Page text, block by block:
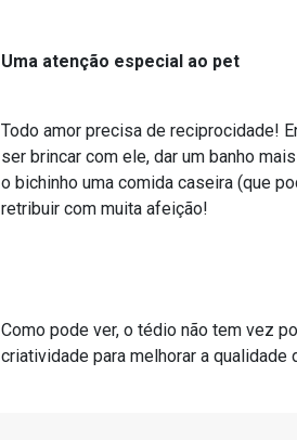
Uma atenção especial ao pet
Todo amor precisa de reciprocidade!
ser brincar com ele, dar um banho
o bichinho uma comida caseira (que
retribuir com muita afeição!
Como pode ver, o tédio não tem vez
criatividade para melhorar a qualidade